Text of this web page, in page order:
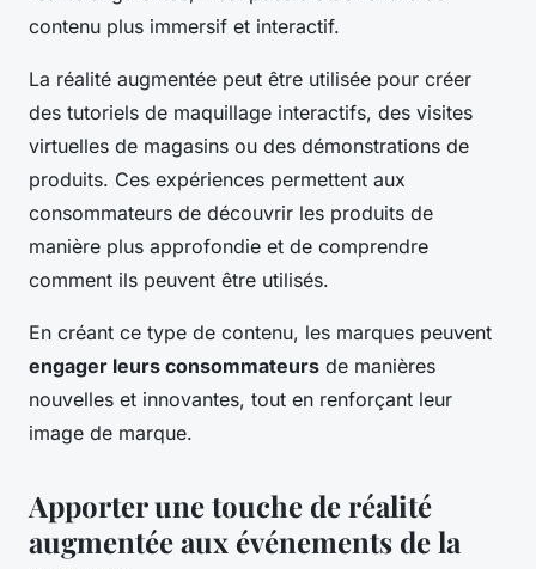
contenu plus immersif et interactif.
La réalité augmentée peut être utilisée pour créer
des tutoriels de maquillage interactifs, des visites
virtuelles de magasins ou des démonstrations de
produits. Ces expériences permettent aux
consommateurs de découvrir les produits de
manière plus approfondie et de comprendre
comment ils peuvent être utilisés.
En créant ce type de contenu, les marques peuvent
engager leurs consommateurs de manières
nouvelles et innovantes, tout en renforçant leur
image de marque.
Apporter une touche de réalité
augmentée aux événements de la